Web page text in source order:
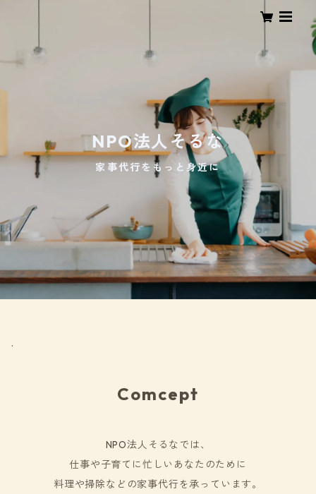
NPO法人そるな
家事代行をもっと身近に
.
Comcept
NPO法人そるなでは、
仕事や子育てに忙しいあなたのために
料理や掃除などの家事代行を承っています。